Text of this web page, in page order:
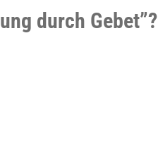
durch Gebet”?